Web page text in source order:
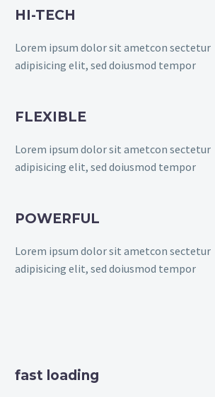
HI-TECH
Lorem ipsum dolor sit ametcon sectetur
adipisicing elit, sed doiusmod tempor
FLEXIBLE
Lorem ipsum dolor sit ametcon sectetur
adipisicing elit, sed doiusmod tempor
POWERFUL
Lorem ipsum dolor sit ametcon sectetur
adipisicing elit, sed doiusmod tempor
fast loading